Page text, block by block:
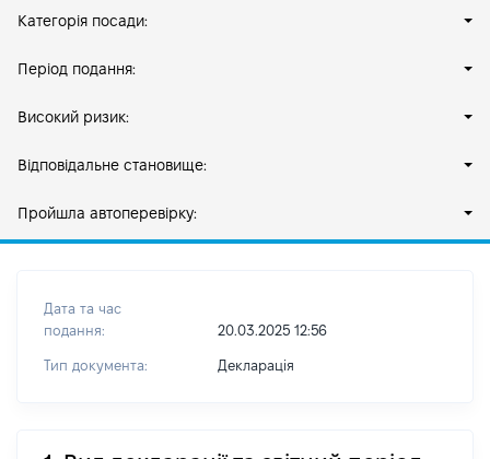
Категорія посади:
Період подання:
Високий ризик:
Відповідальне становище:
Пройшла автоперевірку:
Дата та час
подання:
20.03.2025 12:56
Тип документа: Декларація